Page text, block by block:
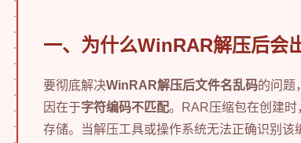
一、为什么WinRAR解压后会
要彻底解决WinRAR解压后文件名乱码的问题
因在于字符编码不匹配。RAR压缩包在创建时
存储。当解压工具或操作系统无法正确识别该